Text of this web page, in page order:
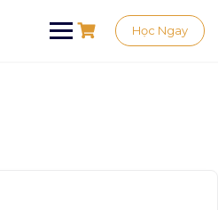
Học Ngay